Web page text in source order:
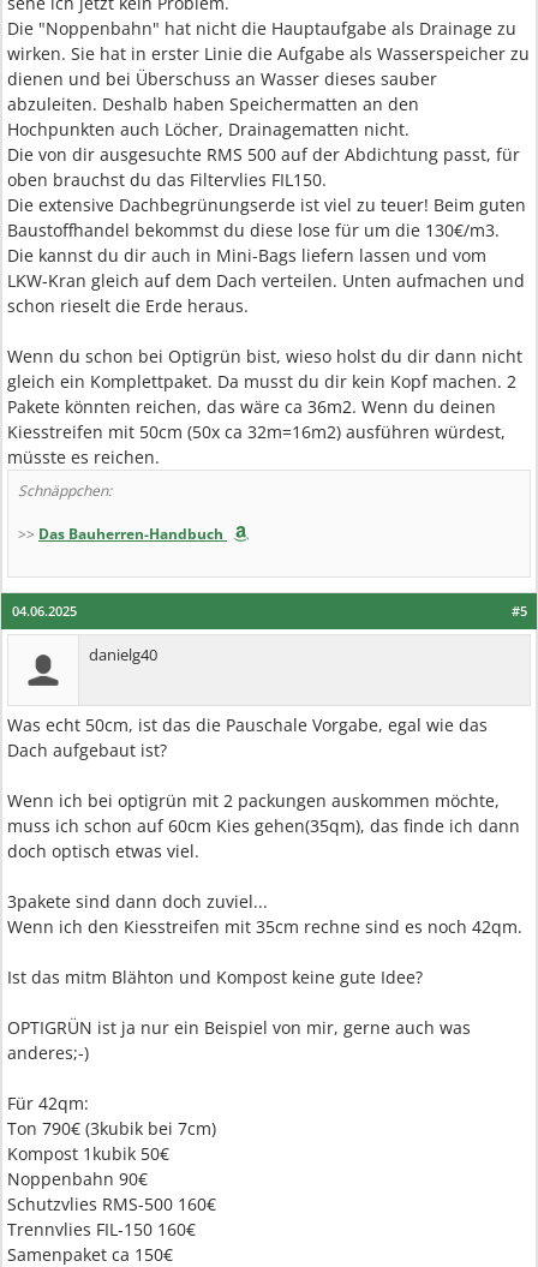
Die "Noppenbahn" hat nicht die Hauptaufgabe als Drainage zu
wirken. Sie hat in erster Linie die Aufgabe als Wasserspeicher zu
dienen und bei Überschuss an Wasser dieses sauber
abzuleiten. Deshalb haben Speichermatten an den
Hochpunkten auch Löcher, Drainagematten nicht.
Die von dir ausgesuchte RMS 500 auf der Abdichtung passt, für
oben brauchst du das Filtervlies FIL150.
Die extensive Dachbegrünungserde ist viel zu teuer! Beim guten
Baustoffhandel bekommst du diese lose für um die 130€/m3.
Die kannst du dir auch in Mini-Bags liefern lassen und vom
LKW-Kran gleich auf dem Dach verteilen. Unten aufmachen und
schon rieselt die Erde heraus.
Wenn du schon bei Optigrün bist, wieso holst du dir dann nicht
gleich ein Komplettpaket. Da musst du dir kein Kopf machen. 2
Pakete könnten reichen, das wäre ca 36m2. Wenn du deinen
Kiesstreifen mit 50cm (50x ca 32m=16m2) ausführen würdest,
müsste es reichen.
Schnäppchen:
>> Das Bauherren-Handbuch
#5
04.06.2025
danielg40
Was echt 50cm, ist das die Pauschale Vorgabe, egal wie das
Dach aufgebaut ist?
Wenn ich bei optigrün mit 2 packungen auskommen möchte,
muss ich schon auf 60cm Kies gehen(35qm), das finde ich dann
doch optisch etwas viel.
3pakete sind dann doch zuviel...
Wenn ich den Kiesstreifen mit 35cm rechne sind es noch 42qm.
Ist das mitm Blähton und Kompost keine gute Idee?
OPTIGRÜN ist ja nur ein Beispiel von mir, gerne auch was
anderes;-)
Für 42qm:
Ton 790€ (3kubik bei 7cm)
Kompost 1kubik 50€
Noppenbahn 90€
Schutzvlies RMS-500 160€
Trennvlies FIL-150 160€
Samenpaket ca 150€